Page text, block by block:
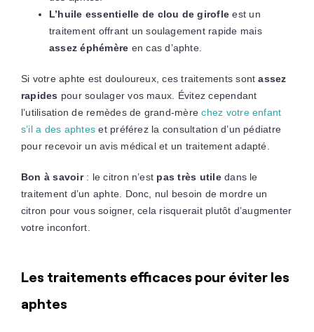
L’huile essentielle de clou de girofle est un
traitement offrant un soulagement rapide mais
assez éphémère en cas d’aphte.
Si votre aphte est douloureux, ces traitements sontassez
rapides pour soulager vos maux. Évitez cependant
l’utilisation de remèdes de grand-mèrechez votre enfant
s’il a des aphtes et préférez la consultation d’un pédiatre
pour recevoir un avis médical et un traitement adapté.
Bon à savoir : le citron n’est pas très utiledans le
traitement d’un aphte. Donc, nul besoin de mordre un
citron pour vous soigner, cela risquerait plutôt d’augmenter
votre inconfort.
Les traitements efficaces pour éviter les
aphtes